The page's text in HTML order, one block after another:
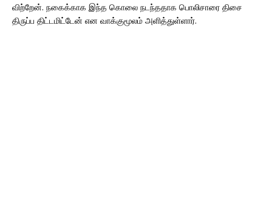
விற்றேன். நகைக்காக இந்த கொலை நடந்ததாக பொலிசாரை திசை
திருப்ப திட்டமிட்டேன் என வாக்குமூலம் அளித்துள்ளார்.